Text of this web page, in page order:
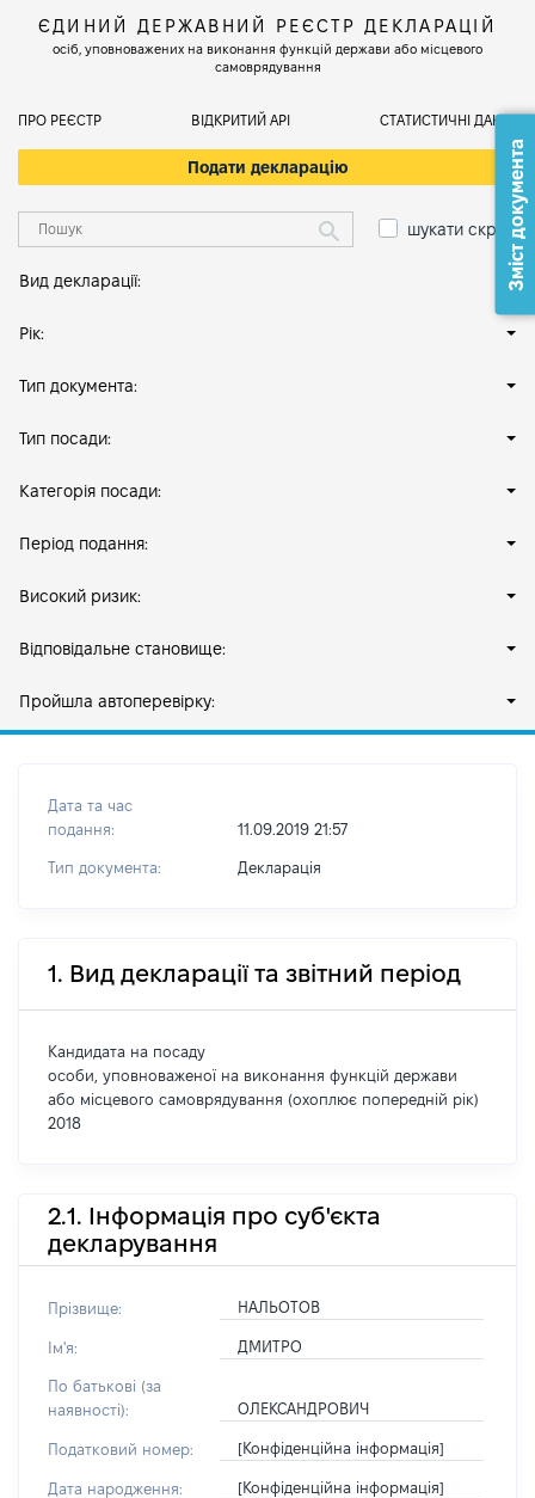
ЄДИНИЙ ДЕРЖАВНИЙ РЕЄСТР ДЕКЛАРАЦІЙ
осіб, уповноважених на виконання функцій держави або місцевого
самоврядування
ПРО РЕЄСТР ВІДКРИТИЙ АРІ СТАТИСТИЧНІ ДАНІ
Подати декларацію
шукати скрізь
Вид декларації:
Рік:
Тип документа:
Тип посади:
Категорія посади:
Період подання:
Високий ризик:
Відповідальне становище:
Пройшла автоперевірку:
Дата та час
подання:
11.09.2019 21:57
Тип документа: Декларація
1. Вид декларації та звітний період
Кандидата на посаду
особи, уповноваженої на виконання функцій держави
або місцевого самоврядування (охоплює попередній рік)
2018
2.1. Інформація про суб'єкта
декларування
Прізвище: НАЛЬОТОВ
Ім'я: ДМИТРО
По батькові (за
наявності):
ОЛЕКСАНДРОВИЧ
Податковий номер: [Конфіденційна інформація]
Дата народження: [Конфіденційна інформація]
Зміст документа